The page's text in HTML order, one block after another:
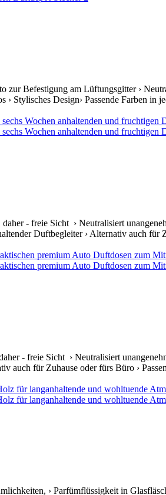
Befestigung am Lüftungsgitter ›
Stylisches Design› Passende Farben in
- freie Sicht › Neutralisiert
Duftbegleiter › Alternativ auch für
- freie Sicht › Neutralisiert
auch für Zuhause oder fürs Büro ›
› Parfümflüssigkeit in